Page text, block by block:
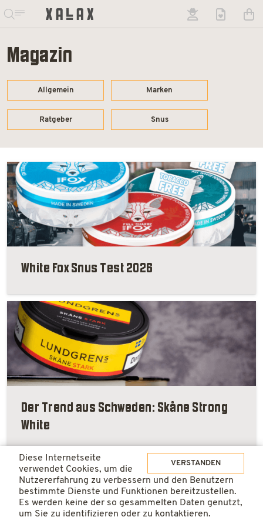
Magazin
Allgemein Marken
Ratgeber Snus
White Fox Snus Test 2026
Der Trend aus Schweden: Skåne Strong
White
VERSTANDEN
Diese Internetseite
verwendet Cookies, um die
Nutzererfahrung zu verbessern und den Benutzern
bestimmte Dienste und Funktionen bereitzustellen.
Es werden keine der so gesammelten Daten genutzt,
um Sie zu identifizieren oder zu kontaktieren.